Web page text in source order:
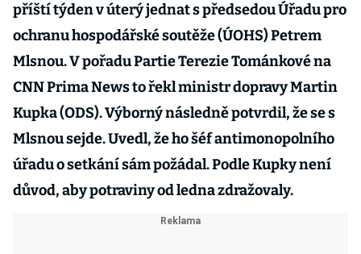
příští týden v úterý jednat s předsedou Úřadu pro
ochranu hospodářské soutěže (ÚOHS) Petrem
Mlsnou. V pořadu Partie Terezie Tománkové na
CNN Prima News to řekl ministr dopravy Martin
Kupka (ODS). Výborný následně potvrdil, že se s
Mlsnou sejde. Uvedl, že ho šéf antimonopolního
úřadu o setkání sám požádal. Podle Kupky není
důvod, aby potraviny od ledna zdražovaly.